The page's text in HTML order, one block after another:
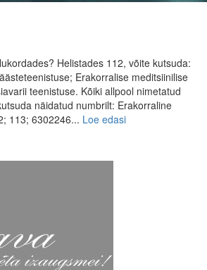
Helistades 112, võite kutsuda:
Erakorralise meditsiinilise
teenistuse. Kõiki allpool nimetatud
näidatud numbrilt: Erakorraline
113; 6302246... Loe edasi